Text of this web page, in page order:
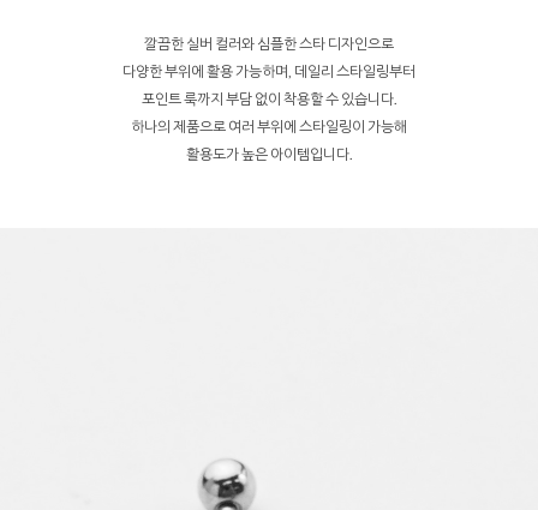
깔끔한 실버 컬러와 심플한 스타 디자인으로
다양한 부위에 활용 가능하며, 데일리 스타일링부터
포인트 룩까지 부담 없이 착용할 수 있습니다.
하나의 제품으로 여러 부위에 스타일링이 가능해
활용도가 높은 아이템입니다.